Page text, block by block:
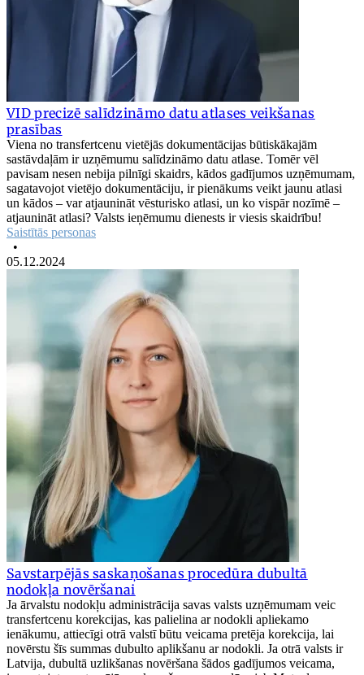
VID precizē salīdzināmo datu atlases veikšanas
prasības
Viena no transfertcenu vietējās dokumentācijas būtiskākajām
sastāvdaļām ir uzņēmumu salīdzināmo datu atlase. Tomēr vēl
pavisam nesen nebija pilnīgi skaidrs, kādos gadījumos uzņēmumam,
sagatavojot vietējo dokumentāciju, ir pienākums veikt jaunu atlasi
un kādos – var atjaunināt vēsturisko atlasi, un ko vispār nozīmē –
atjaunināt atlasi? Valsts ieņēmumu dienests ir viesis skaidrību!
Saistītās personas
•
05.12.2024
Savstarpējās saskaņošanas procedūra dubultā
nodokļa novēršanai
Ja ārvalstu nodokļu administrācija savas valsts uzņēmumam veic
transfertcenu korekcijas, kas palielina ar nodokli apliekamo
ienākumu, attiecīgi otrā valstī būtu veicama pretēja korekcija, lai
novērstu šīs summas dubulto aplikšanu ar nodokli. Ja otrā valsts ir
Latvija, dubultā uzlikšanas novēršana šādos gadījumos veicama,